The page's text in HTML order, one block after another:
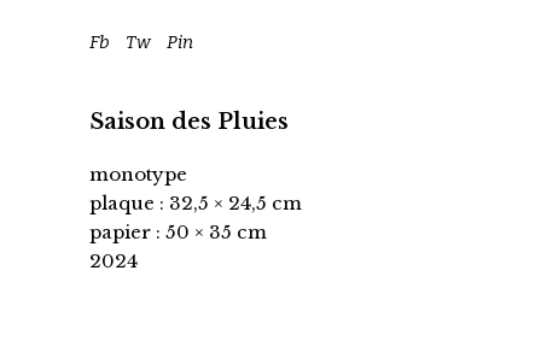
Saison des Pluies
monotype
plaque : 32,5 × 24,5 cm
papier : 50 × 35 cm
2024
Fb Tw Pin